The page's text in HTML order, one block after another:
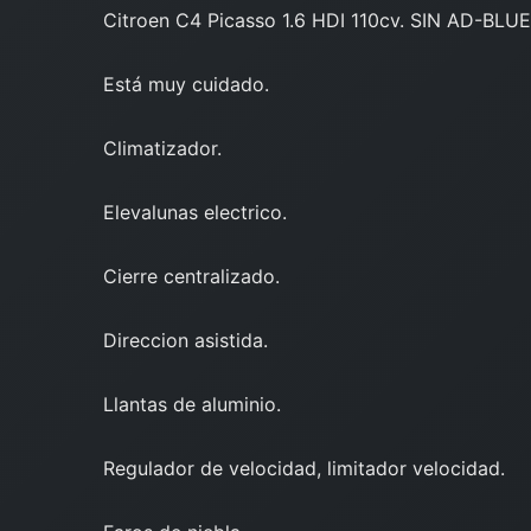
Citroen C4 Picasso 1.6 HDI 110cv. SIN AD-
Está muy cuidado.
Climatizador.
Elevalunas electrico.
Cierre centralizado.
Direccion asistida.
Llantas de aluminio.
Regulador de velocidad, limitador velocidad.